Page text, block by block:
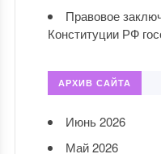
Правовое
Конституции РФ
АРХИВ САЙТА
Июнь 2026
Май 2026